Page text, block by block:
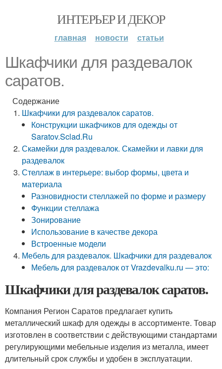
ИНТЕРЬЕР И ДЕКОР
главная новости статьи
Шкафчики для раздевалок
саратов.
Содержание
Шкафчики для раздевалок саратов.
Конструкции шкафчиков для одежды от
Saratov.Sclad.Ru
Скамейки для раздевалок. Скамейки и лавки для
раздевалок
Стеллаж в интерьере: выбор формы, цвета и
материала
Разновидности стеллажей по форме и размеру
Функции стеллажа
Зонирование
Использование в качестве декора
Встроенные модели
Мебель для раздевалок. Шкафчики для раздевалок
Мебель для раздевалок от Vrazdevalku.ru — это:
Шкафчики для раздевалок саратов.
Компания Регион Саратов предлагает купить
металлический шкаф для одежды в ассортименте. Товар
изготовлен в соответствии с действующими стандартами
регулирующими мебельные изделия из металла, имеет
длительный срок службы и удобен в эксплуатации.